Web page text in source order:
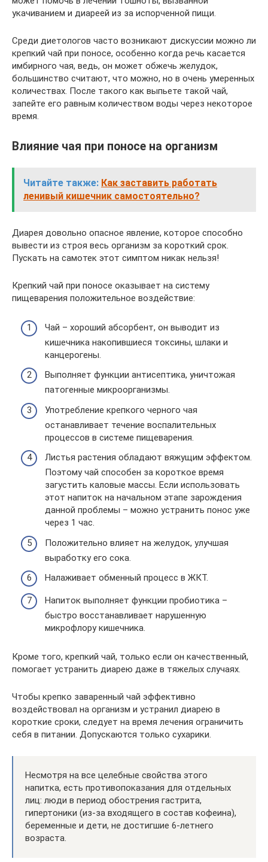
укачиванием и диареей из за испорченной пищи.
Среди диетологов часто возникают дискуссии можно ли
крепкий чай при поносе, особенно когда речь касается
имбирного чая, ведь, он может обжечь желудок,
большинство считают, что можно, но в очень умеренных
количествах. После такого как выпьете такой чай,
запейте его равным количеством воды через некоторое
время.
Влияние чая при поносе на организм
Читайте также: Как заставить работать
ленивый кишечник самостоятельно?
Диарея довольно опасное явление, которое способно
вывести из строя весь организм за короткий срок.
Пускать на самотек этот симптом никак нельзя!
Крепкий чай при поносе оказывает на систему
пищеварения положительное воздействие:
Чай – хороший абсорбент, он выводит из
кишечника накопившиеся токсины, шлаки и
канцерогены.
Выполняет функции антисептика, уничтожая
патогенные микроорганизмы.
Употребление крепкого черного чая
останавливает течение воспалительных
процессов в системе пищеварения.
Листья растения обладают вяжущим эффектом.
Поэтому чай способен за короткое время
загустить каловые массы. Если использовать
этот напиток на начальном этапе зарождения
данной проблемы – можно устранить понос уже
через 1 час.
Положительно влияет на желудок, улучшая
выработку его сока.
Налаживает обменный процесс в ЖКТ.
Напиток выполняет функции пробиотика –
быстро восстанавливает нарушенную
микрофлору кишечника.
Кроме того, крепкий чай, только если он качественный,
помогает устранить диарею даже в тяжелых случаях.
Чтобы крепко заваренный чай эффективно
воздействовал на организм и устранил диарею в
короткие сроки, следует на время лечения ограничить
себя в питании. Допускаются только сухарики.
Несмотря на все целебные свойства этого
напитка, есть противопоказания для отдельных
лиц: люди в период обострения гастрита,
гипертоники (из-за входящего в состав кофеина),
беременные и дети, не достигшие 6-летнего
возраста.